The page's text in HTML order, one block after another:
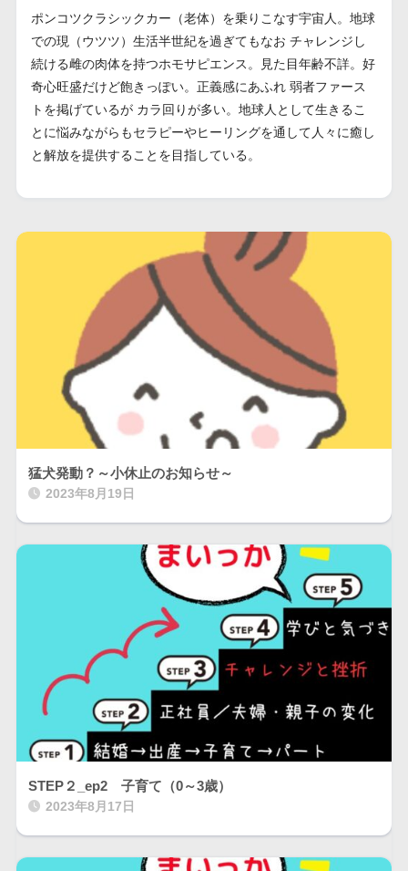
ポンコツクラシックカー（老体）を乗りこなす宇宙人。地球
での現（ウツツ）生活半世紀を過ぎてもなお チャレンジし
続ける雌の肉体を持つホモサピエンス。見た目年齢不詳。好
奇心旺盛だけど飽きっぽい。正義感にあふれ 弱者ファース
トを掲げているが カラ回りが多い。地球人として生きるこ
とに悩みながらもセラピーやヒーリングを通して人々に癒し
と解放を提供することを目指している。
猛犬発動？～小休止のお知らせ～
2023年8月19日
STEP２_ep2 子育て（0～3歳）
2023年8月17日